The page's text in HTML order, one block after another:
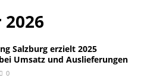
Salzburg erzielt 2025
Umsatz und Auslieferungen
0